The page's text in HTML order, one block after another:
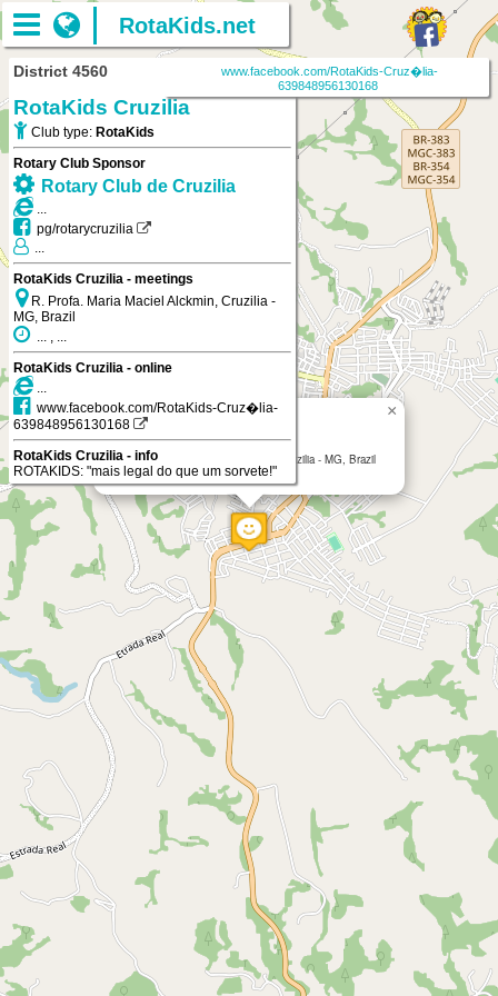
RotaKids Cruzilia
R. Profa. Maria Maciel Alckmin, Cruzilia - MG, Brazil
RotaKids Cruziliaon RotaKids.net
×
RotaKids.net
District 4560
RotaKids Cruzilia
Club type: RotaKids
Rotary Club Sponsor
Rotary Club de Cruzilia
...
pg/rotarycruzilia
...
RotaKids Cruzilia - meetings
R. Profa. Maria Maciel Alckmin, Cruzilia -
MG, Brazil
... , ...
RotaKids Cruzilia - online
...
www.facebook.com/RotaKids-Cruz�lia-
639848956130168
RotaKids Cruzilia - info
ROTAKIDS: "mais legal do que um sorvete!"
www.facebook.com/RotaKids-Cruz�lia-
639848956130168